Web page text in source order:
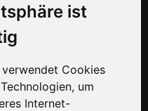
ist
Cookies
um
Internet-